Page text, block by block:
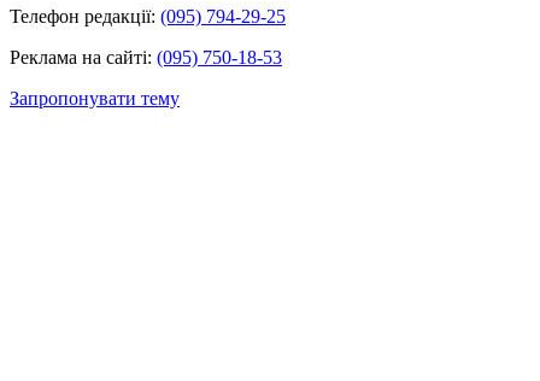
Телефон редакції: (095) 794-29-25
Реклама на сайті: (095) 750-18-53
Запропонувати тему